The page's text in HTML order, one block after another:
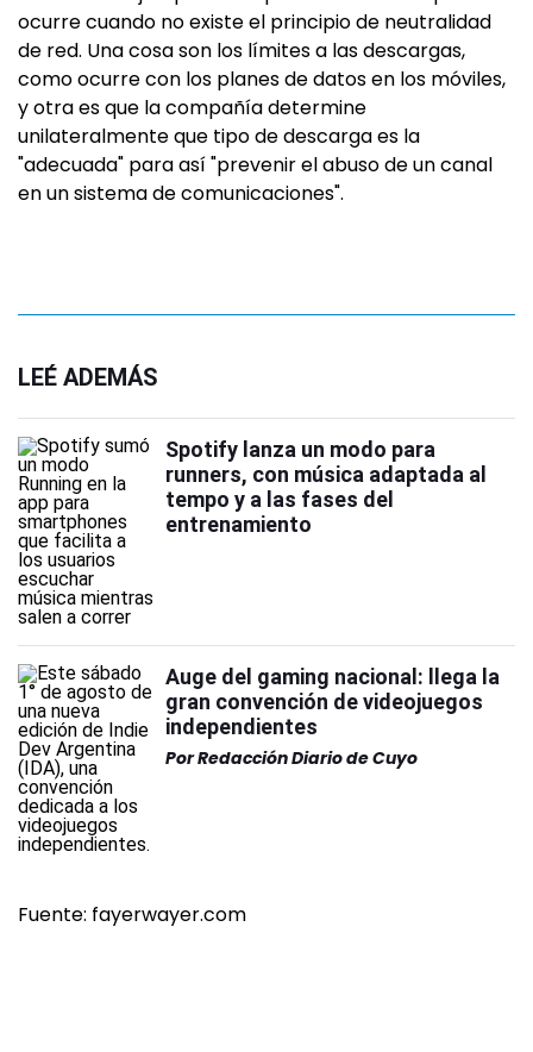
ocurre cuando no existe el principio de neutralidad
de red. Una cosa son los límites a las descargas,
como ocurre con los planes de datos en los móviles,
y otra es que la compañía determine
unilateralmente que tipo de descarga es la
"adecuada" para así "prevenir el abuso de un canal
en un sistema de comunicaciones".
LEÉ ADEMÁS
Spotify lanza un modo para
runners, con música adaptada al
tempo y a las fases del
entrenamiento
Auge del gaming nacional: llega la
gran convención de videojuegos
independientes
PorRedacción Diario de Cuyo
Fuente: fayerwayer.com